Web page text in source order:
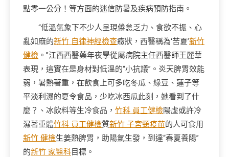
點零一公分！等方面的迷信防暑及疾病預防指南。
“低溫氣象下不少人呈現倦怠乏力、食欲不振、心
亂如麻的新竹 自律神經檢查癥狀，西醫稱為‘苦夏’新竹
健檢 。”江西西醫藥年夜學從屬病院主任西醫師王麗華
表現，這實在是身材對低溫的“小抗議”。炎天脾胃效能
弱，暑熱著重，在飲食上可多吃冬瓜、綠豆、蓮子等
平淡利濕的夏令食品，少吃冰西瓜此刻，她看到了什
麼？、冰飲料等生冷食品， 竹科 員工健檢陽虛或許冷
濕著重體竹科 員工健檢質新竹 子宮頸疫苗的人可食用
新竹 健檢生姜熱脾胃，助陽氣生發，到達“春夏養陽”
的新竹 家醫科目標。